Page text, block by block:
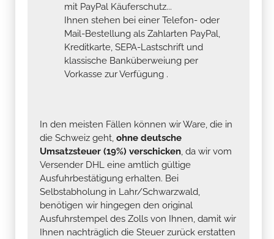
mit PayPal Käuferschutz...
Ihnen stehen bei einer Telefon- oder
Mail-Bestellung als Zahlarten PayPal,
Kreditkarte, SEPA-Lastschrift und
klassische Banküberweiung per
Vorkasse zur Verfügung .
In den meisten Fällen können wir Ware, die in
die Schweiz geht, ohne deutsche
Umsatzsteuer (19%) verschicken, da wir vom
Versender DHL eine amtlich gültige
Ausfuhrbestätigung erhalten. Bei
Selbstabholung in Lahr/Schwarzwald,
benötigen wir hingegen den original
Ausfuhrstempel des Zolls von Ihnen, damit wir
Ihnen nachträglich die Steuer zurück erstatten